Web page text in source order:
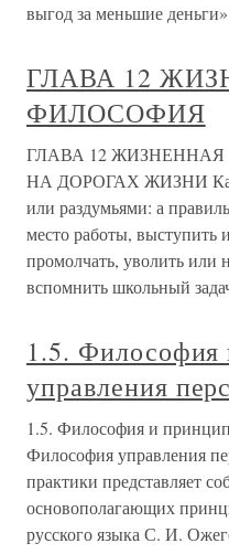
выгод за меньшие
ГЛАВА 12
ФИЛОСОФИЯ
ГЛАВА 12
НА ДОРОГАХ ЖИЗНИ Как
или раздумьями: а
место работы, выступить
промолчать, уволить или
вспомнить школьный
1.5.
управления
1.5. Философия и
Философия управления
практики представляет
основополагающих
русского языка С. И.